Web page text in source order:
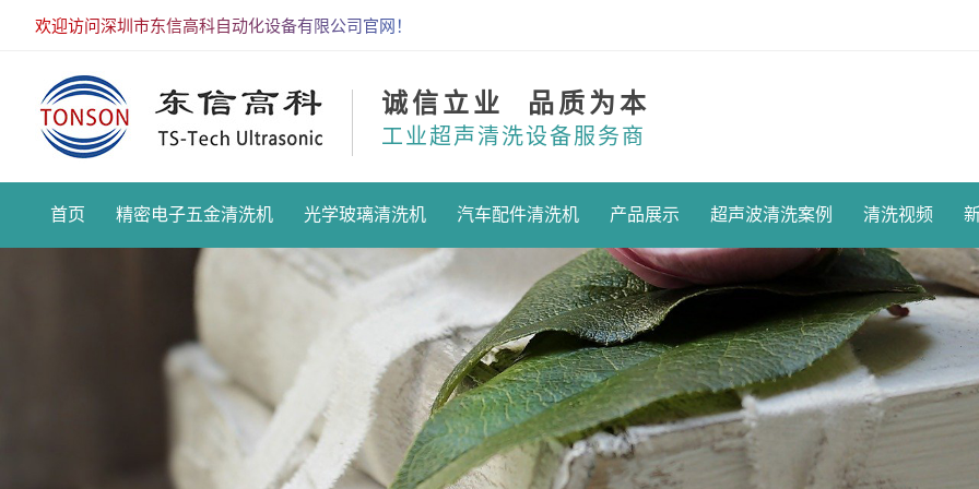
欢迎访问深圳市东信高科自动化设备有限公司官网！
诚信立业 品质为本
工业超声清洗设备服务商
首页 精密电子五金清洗机 光学玻璃清洗机 汽车配件清洗机 产品展示 超声波清洗案例 清洗视频